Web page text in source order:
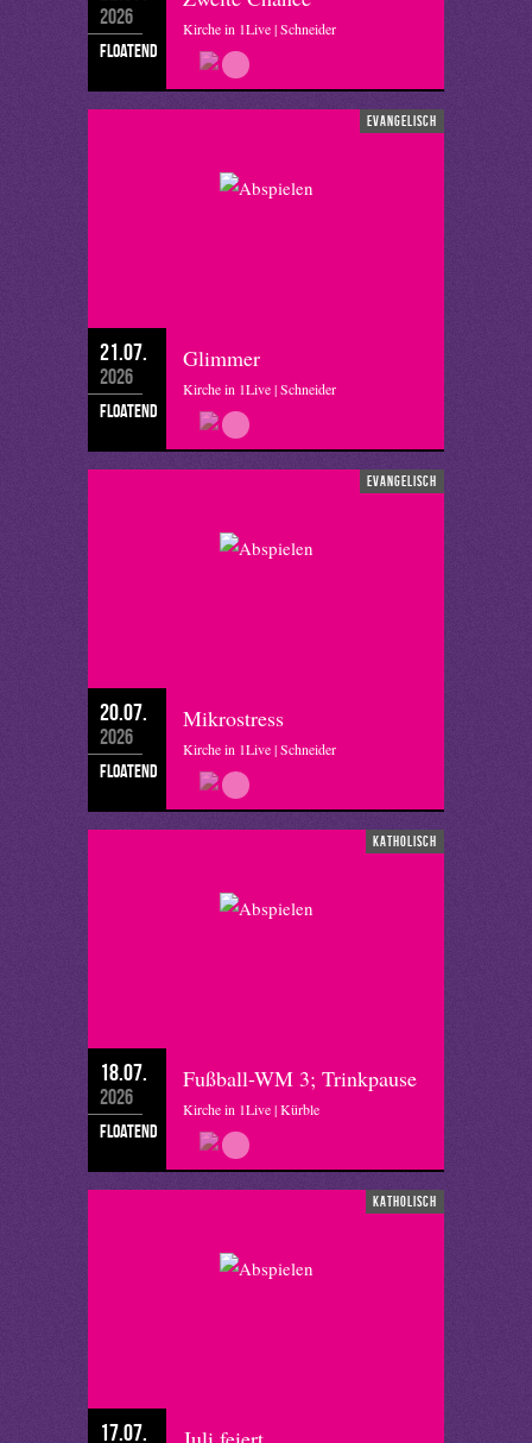
2026
floatend
Kirche in 1Live | Schneider
evangelisch
21.07.
2026
floatend
Glimmer
Kirche in 1Live | Schneider
evangelisch
20.07.
2026
floatend
Mikrostress
Kirche in 1Live | Schneider
katholisch
18.07.
2026
floatend
Fußball-WM 3; Trinkpause
Kirche in 1Live | Kürble
katholisch
17.07.